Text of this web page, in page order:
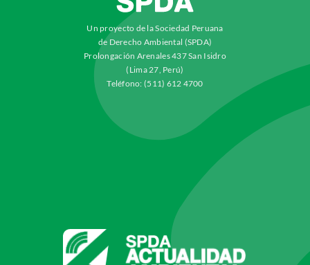
Un proyecto de la Sociedad Peruana
de Derecho Ambiental (SPDA)
Prolongación Arenales 437 San Isidro
(Lima 27, Perú)
Teléfono: (511) 612 4700